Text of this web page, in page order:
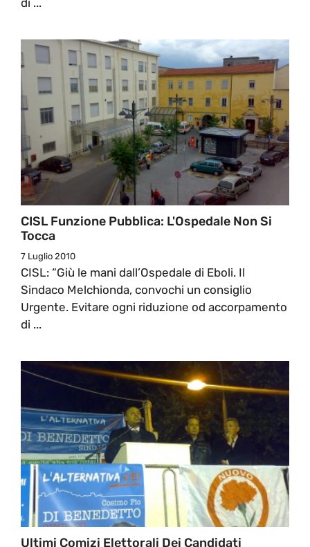
CISL Funzione Pubblica: L'Ospedale Non Si
Tocca
7 Luglio 2010
CISL: “Giù le mani dall’Ospedale di Eboli. Il
Sindaco Melchionda, convochi un consiglio
Urgente. Evitare ogni riduzione od accorpamento
di ...
Ultimi Comizi Elettorali Dei Candidati